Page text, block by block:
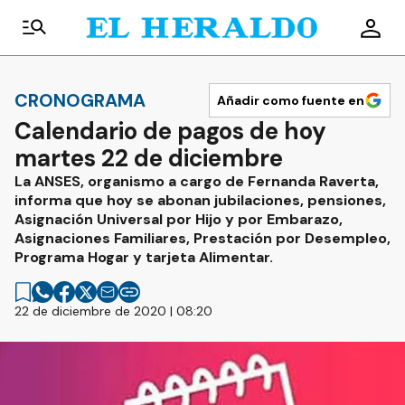
CRONOGRAMA Añadir como fuente en
Calendario de pagos de hoy
martes 22 de diciembre
La ANSES, organismo a cargo de Fernanda Raverta,
informa que hoy se abonan jubilaciones, pensiones,
Asignación Universal por Hijo y por Embarazo,
Asignaciones Familiares, Prestación por Desempleo,
Programa Hogar y tarjeta Alimentar.
22 de diciembre de 2020 | 08:20